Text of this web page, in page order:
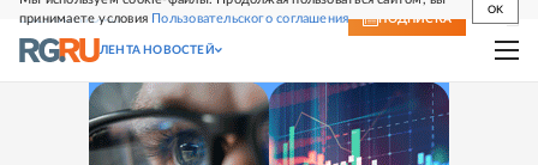
принимаете условия Пользовательского соглашения
OK
СВЕЖИЙ НОМЕР ПОДПИСКА
ЛЕНТА НОВОСТЕЙ